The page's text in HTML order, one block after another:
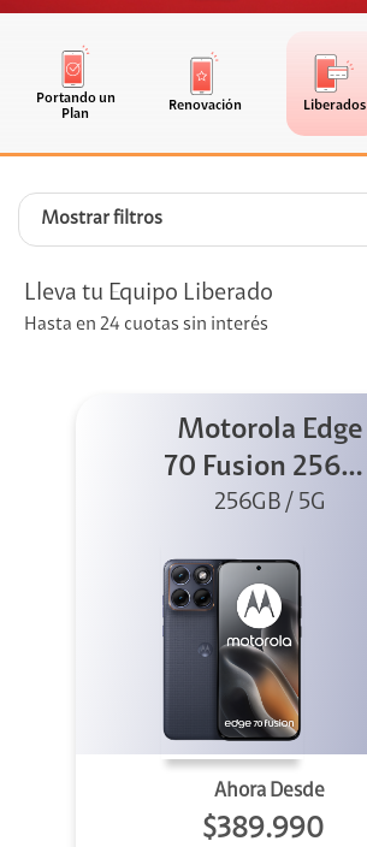
Portando un
Plan
Renovación Liberados
Mostrar filtros
Lleva tu Equipo Liberado
Hasta en 24 cuotas sin interés
Motorola Edge
70 Fusion 256GB
Azul
256GB / 5G
Ahora Desde
$389.990